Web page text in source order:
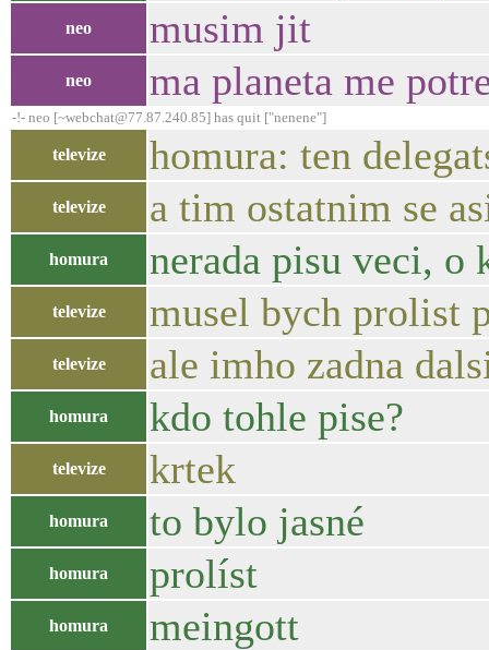
neo musim jit
neo ma planeta me
-!- neo [~webchat@77.87.240.85] has quit ["nenene"]
televize homura: ten
televize a tim ostatnim se
homura nerada pisu veci, o
televize musel bych prolist
televize ale imho zadna
homura kdo tohle pise?
televize krtek
homura to bylo jasné
homura prolíst
homura meingott